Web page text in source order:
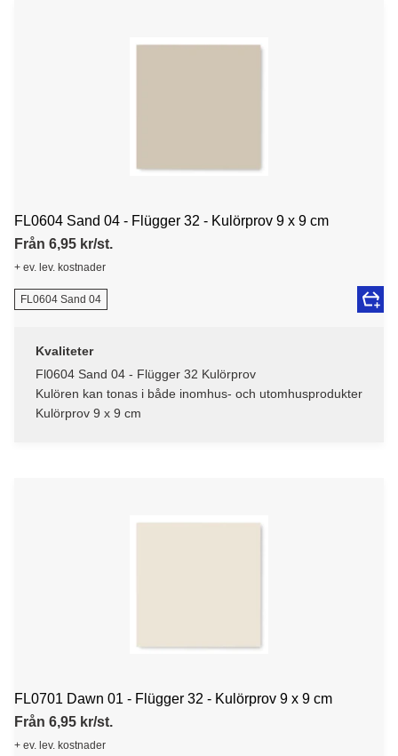
FL0604 Sand 04 - Flügger 32 - Kulörprov 9 x 9 cm
Från 6,95 kr/st.
+ ev. lev. kostnader
FL0604 Sand 04
Kvaliteter
Fl0604 Sand 04 - Flügger 32 Kulörprov
Kulören kan tonas i både inomhus- och utomhusprodukter
Kulörprov 9 x 9 cm
FL0701 Dawn 01 - Flügger 32 - Kulörprov 9 x 9 cm
Från 6,95 kr/st.
+ ev. lev. kostnader